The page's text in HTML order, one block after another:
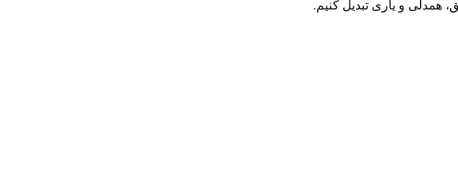
همدلی و یاری تبدیل کنیم.